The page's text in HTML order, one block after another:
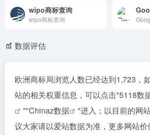
wipo商标查询
wipo商标查询
数据评估
欧洲商标局浏览人数已经达到1,723，
站的相关权重信息，可以点击"5118数
""Chinaz数据
"进入；以目前的网
议大家请以爱站数据为准，更多网站价